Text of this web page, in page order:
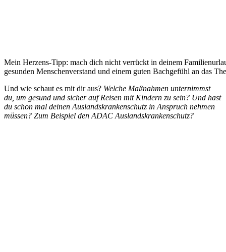
Mein Herzens-Tipp: mach dich nicht verrückt in deinem
gesunden Menschenverstand und einem guten Bachgefühl an das
Und wie schaut es mit dir aus? Welche Maßnahmen unternimmst
du, um gesund und sicher auf Reisen mit Kindern zu sein? Und hast
du schon mal deinen Auslandskrankenschutz in Anspruch nehmen
müssen? Zum Beispiel den ADAC Auslandskrankenschutz?